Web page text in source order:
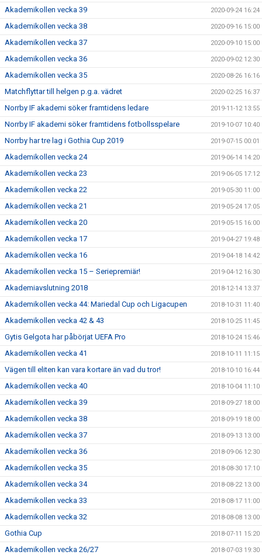
Akademikollen vecka 39 2020-09-24 16:24
Akademikollen vecka 38 2020-09-16 15:00
Akademikollen vecka 37 2020-09-10 15:00
Akademikollen vecka 36 2020-09-02 12:30
Akademikollen vecka 35 2020-08-26 16:16
Matchflyttar till helgen p.g.a. vädret 2020-02-25 16:37
Norrby IF akademi söker framtidens ledare 2019-11-12 13:55
Norrby IF akademi söker framtidens fotbollsspelare 2019-10-07 10:40
Norrby har tre lag i Gothia Cup 2019 2019-07-15 00:01
Akademikollen vecka 24 2019-06-14 14:20
Akademikollen vecka 23 2019-06-05 17:12
Akademikollen vecka 22 2019-05-30 11:00
Akademikollen vecka 21 2019-05-24 17:05
Akademikollen vecka 20 2019-05-15 16:00
Akademikollen vecka 17 2019-04-27 19:48
Akademikollen vecka 16 2019-04-18 14:42
Akademikollen vecka 15 – Seriepremiär! 2019-04-12 16:30
Akademiavslutning 2018 2018-12-14 13:37
Akademikollen vecka 44: Mariedal Cup och Ligacupen 2018-10-31 11:40
Akademikollen vecka 42 & 43 2018-10-25 11:45
Gytis Gelgota har påbörjat UEFA Pro 2018-10-24 15:46
Akademikollen vecka 41 2018-10-11 11:15
Vägen till eliten kan vara kortare än vad du tror! 2018-10-10 16:44
Akademikollen vecka 40 2018-10-04 11:10
Akademikollen vecka 39 2018-09-27 18:00
Akademikollen vecka 38 2018-09-19 18:00
Akademikollen vecka 37 2018-09-13 13:00
Akademikollen vecka 36 2018-09-06 12:30
Akademikollen vecka 35 2018-08-30 17:10
Akademikollen vecka 34 2018-08-22 13:00
Akademikollen vecka 33 2018-08-17 11:00
Akademikollen vecka 32 2018-08-08 13:00
Gothia Cup 2018-07-11 15:20
Akademikollen vecka 26/27 2018-07-03 19:30